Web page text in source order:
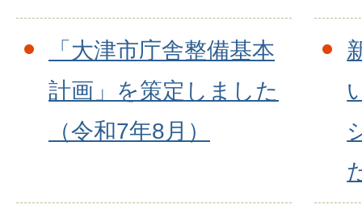
「大津市庁舎整備基本
計画」を策定しました
（令和7年8月）